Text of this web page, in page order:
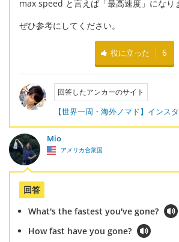
max speed と言えば「最高速度」になり
ぜひ参考にしてください。
役に立った 6
回答したアンカーのサイト
【世界一周・海外ノマド】インス
Mio
アメリカ合衆国
回答
What's the fastest you've gone?
How fast have you gone?